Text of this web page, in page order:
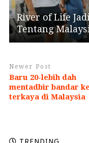
River of Life
Tentang
Newer Post
Baru 20-lebih dah
mentadbir bandar
terkaya di Malaysia